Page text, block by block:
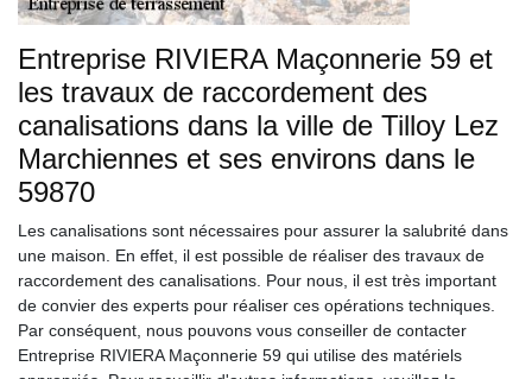
Entreprise RIVIERA Maçonnerie 59 et
les travaux de raccordement des
canalisations dans la ville de Tilloy Lez
Marchiennes et ses environs dans le
59870
Les canalisations sont nécessaires pour assurer la salubrité dans
une maison. En effet, il est possible de réaliser des travaux de
raccordement des canalisations. Pour nous, il est très important
de convier des experts pour réaliser ces opérations techniques.
Par conséquent, nous pouvons vous conseiller de contacter
Entreprise RIVIERA Maçonnerie 59 qui utilise des matériels